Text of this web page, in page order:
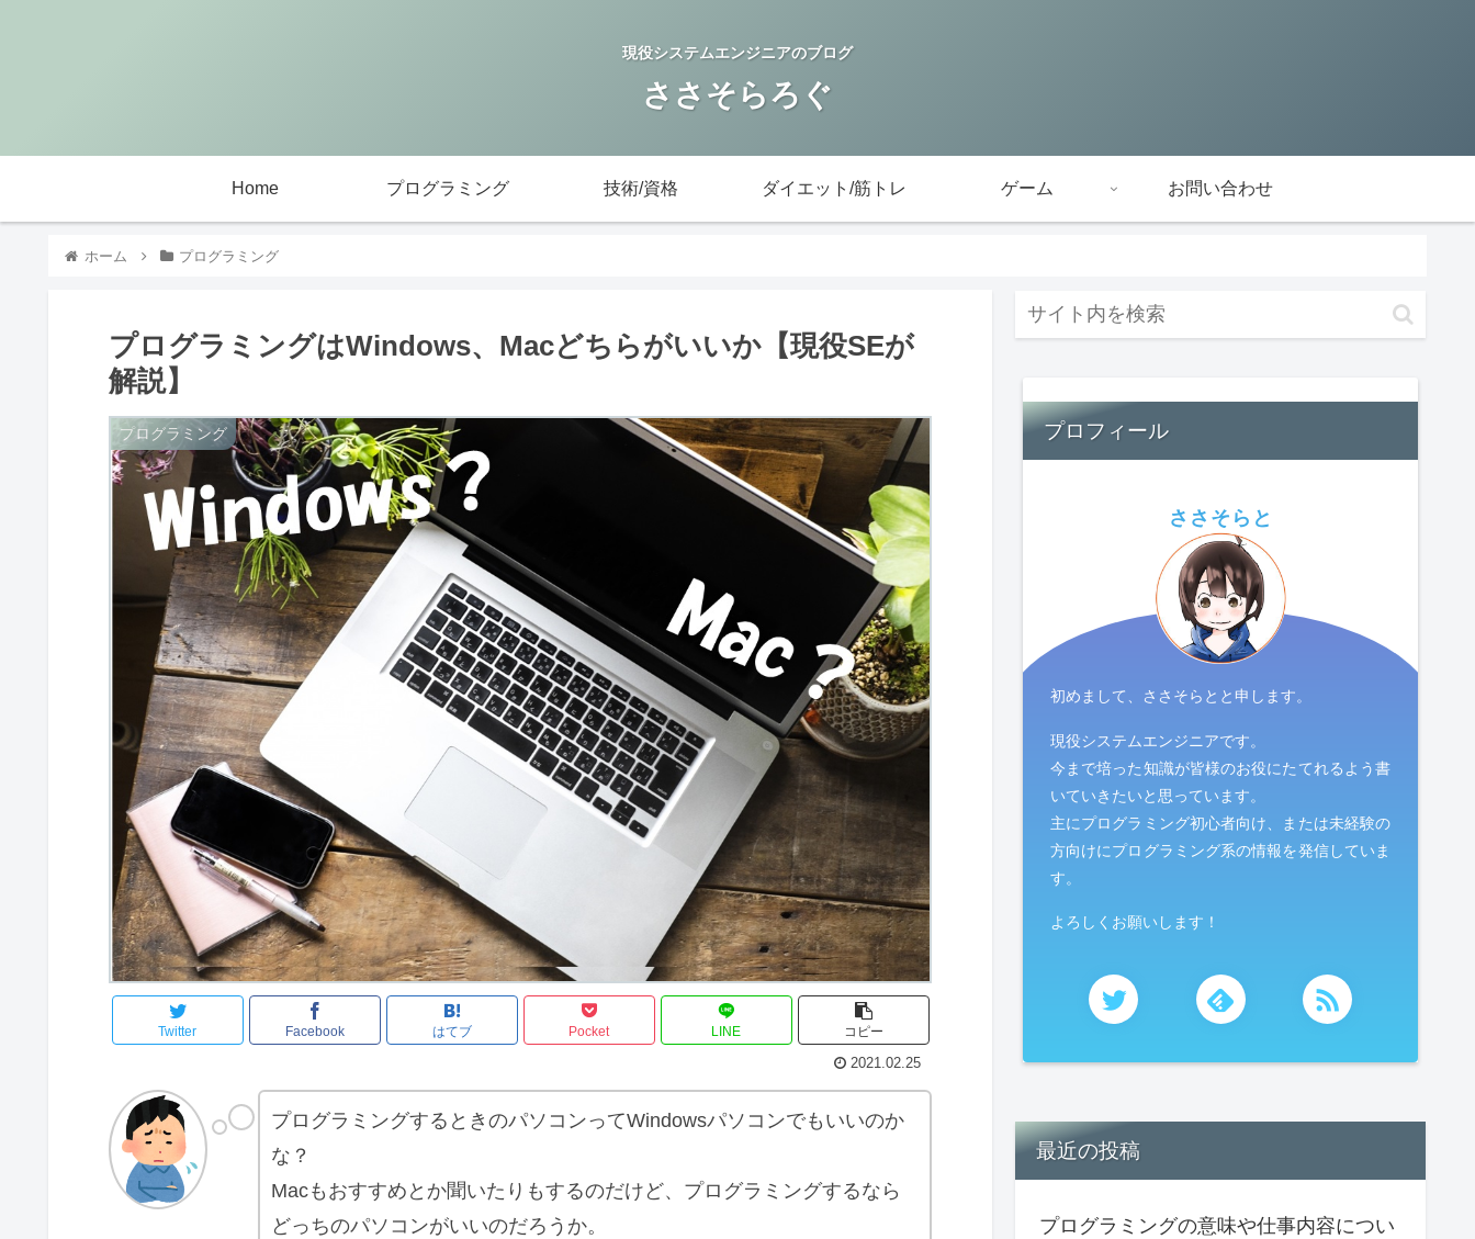
現役システムエンジニアのブログ
ささそらろぐ
Home プログラミング 技術/資格 ダイエット/筋トレ ゲーム お問い合わせ
ホーム プログラミング
プログラミングはWindows、Macどちらがいいか【現役SEが
解説】
プログラミング
Twitter Facebook はてブ Pocket LINE コピー
2021.02.25
プログラミングするときのパソコンってWindowsパソコンでもいいのか
な？
Macもおすすめとか聞いたりもするのだけど、プログラミングするなら
どっちのパソコンがいいのだろうか。
プロフィール
ささそらと
初めまして、ささそらとと申します。
現役システムエンジニアです。
今まで培った知識が皆様のお役にたてれるよう書
いていきたいと思っています。
主にプログラミング初心者向け、または未経験の
方向けにプログラミング系の情報を発信していま
す。
よろしくお願いします！
最近の投稿
プログラミングの意味や仕事内容につい